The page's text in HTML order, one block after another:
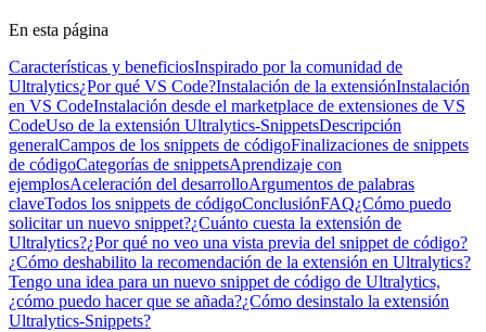
En esta página
Características y beneficiosInspirado por la comunidad de
Ultralytics¿Por qué VS Code?Instalación de la extensiónInstalación
en VS CodeInstalación desde el marketplace de extensiones de VS
CodeUso de la extensión Ultralytics-SnippetsDescripción
generalCampos de los snippets de códigoFinalizaciones de snippets
de códigoCategorías de snippetsAprendizaje con
ejemplosAceleración del desarrolloArgumentos de palabras
claveTodos los snippets de códigoConclusiónFAQ¿Cómo puedo
solicitar un nuevo snippet?¿Cuánto cuesta la extensión de
Ultralytics?¿Por qué no veo una vista previa del snippet de código?
¿Cómo deshabilito la recomendación de la extensión en Ultralytics?
Tengo una idea para un nuevo snippet de código de Ultralytics,
¿cómo puedo hacer que se añada?¿Cómo desinstalo la extensión
Ultralytics-Snippets?